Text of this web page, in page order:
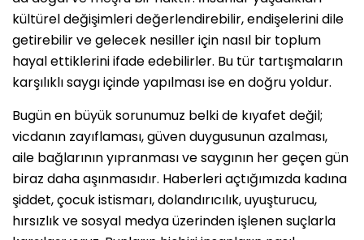
kültürel değişimleri değerlendirebilir, endişelerini dile
getirebilir ve gelecek nesiller için nasıl bir toplum
hayal ettiklerini ifade edebilirler. Bu tür tartışmaların
karşılıklı saygı içinde yapılması ise en doğru yoldur.
Bugün en büyük sorunumuz belki de kıyafet değil;
vicdanın zayıflaması, güven duygusunun azalması,
aile bağlarının yıpranması ve saygının her geçen gün
biraz daha aşınmasıdır. Haberleri açtığımızda kadına
şiddet, çocuk istismarı, dolandırıcılık, uyuşturucu,
hırsızlık ve sosyal medya üzerinden işlenen suçlarla